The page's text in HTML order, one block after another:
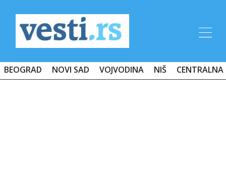
BEOGRAD NOVI SAD VOJVODINA NIŠ CENTRALNA